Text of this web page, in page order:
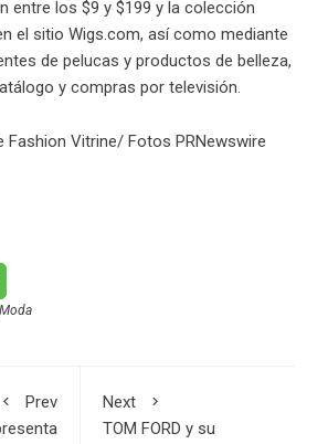
entre los $9 y $199 y la colección
el sitio Wigs.com, así como mediante
de pelucas y productos de belleza,
y compras por televisión.
Fashion Vitrine/ Fotos PRNewswire
Moda
Prev
Next
TOM FORD y su